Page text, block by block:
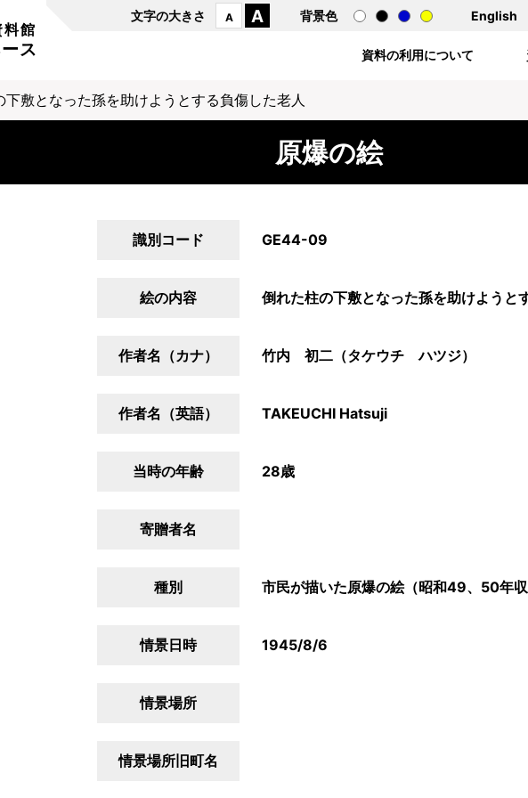
館
ス
文字の大きさ A A 背景色 English
資料の利用について
下敷となった孫を助けようとする負傷した老人
原爆の絵
識別コード GE44-09
絵の内容 倒れた柱の下敷となった孫を助けようと
作者名（カナ） 竹内 初二（タケウチ ハツジ）
作者名（英語） TAKEUCHI Hatsuji
当時の年齢 28歳
寄贈者名
種別 市民が描いた原爆の絵（昭和49、50年
情景日時 1945/8/6
情景場所
情景場所旧町名